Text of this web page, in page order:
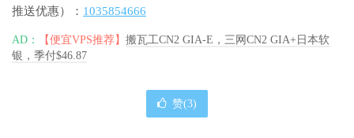
推送优惠）： 1035854666
AD： 【便宜VPS推荐】 搬瓦工CN2 GIA-E，三网CN2 GIA+日本软
银，季付$46.87
赞(3)